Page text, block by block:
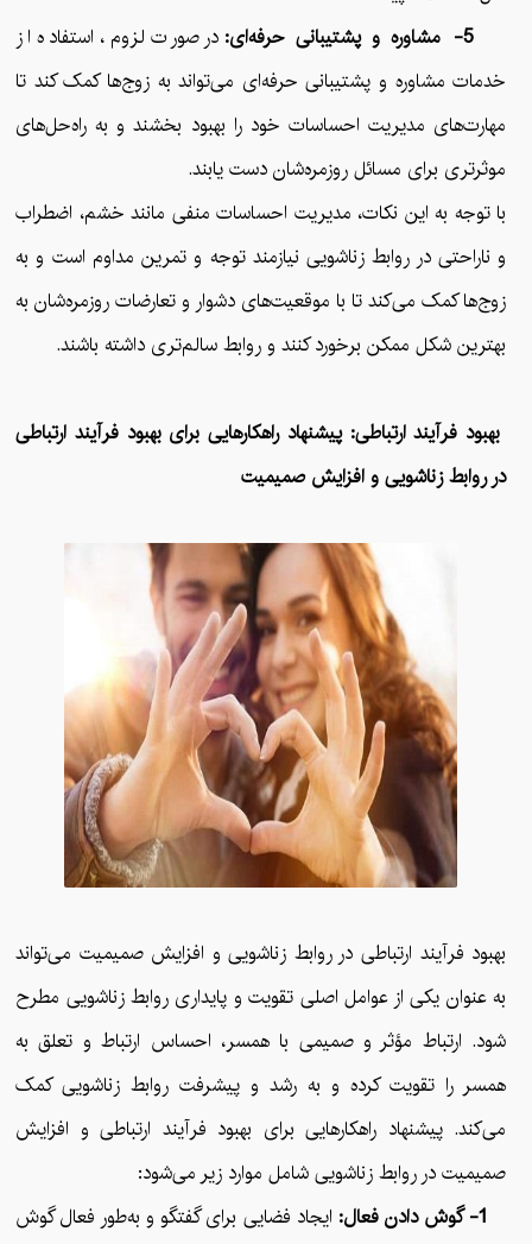
5- مشاوره و پشتیبانی حرفه‌ای:
در صورت لزوم، استفاده از
خدمات مشاوره و پشتیبانی حرفه‌ای می‌تواند به زوج‌ها کمک کند تا
مهارت‌های مدیریت احساسات خود را بهبود بخشند و به راه‌حل‌های
موثرتری برای مسائل روزمره‌شان دست یابند.
با توجه به این نکات، مدیریت احساسات منفی مانند خشم، اضطراب
و ناراحتی در روابط زناشویی نیازمند توجه و تمرین مداوم است و به
زوج‌ها کمک می‌کند تا با موقعیت‌های دشوار و تعارضات روزمره‌شان به
بهترین شکل ممکن برخورد کنند و روابط سالم‌تری داشته باشند.
بهبود فرآیند ارتباطی: پیشنهاد راهکارهایی برای بهبود فرآیند ارتباطی
در روابط زناشویی و افزایش صمیمیت
بهبود فرآیند ارتباطی در روابط زناشویی و افزایش صمیمیت می‌تواند
به عنوان یکی از عوامل اصلی تقویت و پایداری روابط زناشویی مطرح
شود. ارتباط مؤثر و صمیمی با همسر، احساس ارتباط و تعلق به
همسر را تقویت کرده و به رشد و پیشرفت روابط زناشویی کمک
می‌کند. پیشنهاد راهکارهایی برای بهبود فرآیند ارتباطی و افزایش
صمیمیت در روابط زناشویی شامل موارد زیر می‌شود:
1- گوش دادن فعال:
ایجاد فضایی برای گفتگو و به‌طور فعال گوش